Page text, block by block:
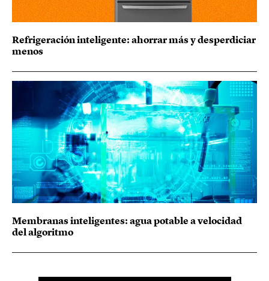
Refrigeración inteligente: ahorrar más y desperdiciar
menos
Membranas inteligentes: agua potable a velocidad
del algoritmo